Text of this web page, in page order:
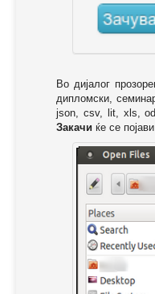
Во дијалог
дипломски,
json, csv, lit, xls,
Закачи ќе се